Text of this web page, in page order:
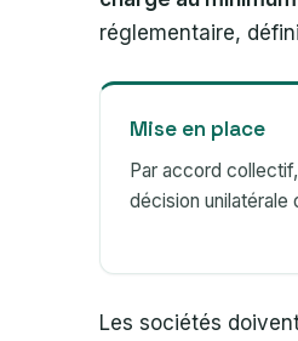
réglementaire,
Mise en place
Par accord
décision unilatérale
Les sociétés